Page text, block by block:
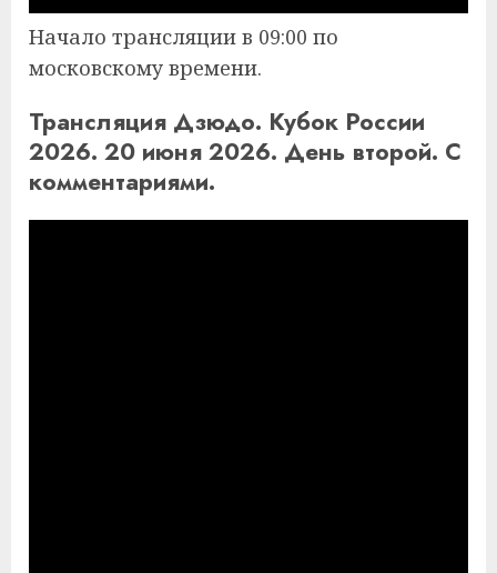
Начало трансляции в 09:00 по
московскому времени.
Трансляция Дзюдо. Кубок России
2026. 20 июня 2026. День второй. С
комментариями.